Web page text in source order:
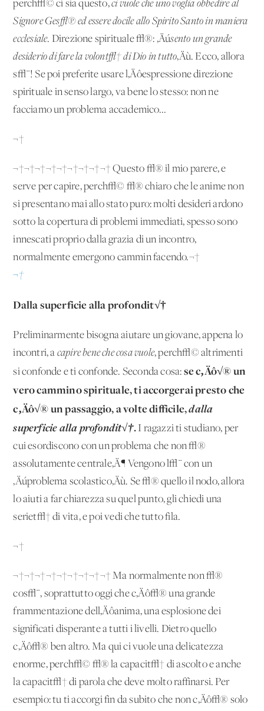
perch√© ci sia questo,ci vuole che uno voglia obbedire al
Signore Ges√π ed essere docile allo Spirito Santo in maniera
ecclesiale. Direzione spirituale √®: ‚Äúsento un grande
desiderio di fare la volont√† di Dio in tutto‚Äù. Ecco, allora
s√¨! Se poi preferite usare l‚Äôespressione direzione
spirituale in senso largo, va bene lo stesso: non ne
facciamo un problema accademico...
¬†
¬†¬†¬†¬†¬†¬†¬†¬†¬† Questo √® il mio parere, e
serve per capire, perch√© √® chiaro che le anime non
si presentano mai allo stato puro: molti desideri ardono
sotto la copertura di problemi immediati, spesso sono
innescati proprio dalla grazia di un incontro,
normalmente emergono cammin facendo.¬†
¬†
Dalla superficie alla profondit√†
Preliminarmente bisogna aiutare un giovane, appena lo
incontri, a capire bene che cosa vuole, perch√© altrimenti
si confonde e ti confonde. Seconda cosa: se c‚Äô√® un
vero cammino spirituale, ti accorgerai presto che
c‚Äô√® un passaggio, a volte difficile,dalla
superficie alla profondit√†. I ragazzi ti studiano, per
cui esordiscono con un problema che non √®
assolutamente centrale‚Ä¶ Vengono l√¨ con un
‚Äúproblema scolastico‚Äù. Se √® quello il nodo, allora
lo aiuti a far chiarezza su quel punto, gli chiedi una
seriet√† di vita, e poi vedi che tutto fila.
¬†
¬†¬†¬†¬†¬†¬†¬†¬†¬† Ma normalmente non √®
cos√¨, soprattutto oggi che c‚Äô√® una grande
frammentazione dell‚Äôanima, una esplosione dei
significati disperante a tutti i livelli. Dietro quello
c‚Äô√® ben altro. Ma qui ci vuole una delicatezza
enorme, perch√© √® la capacit√† di ascolto e anche
la capacit√† di parola che deve molto raffinarsi. Per
esempio: tu ti accorgi fin da subito che non c‚Äô√® solo